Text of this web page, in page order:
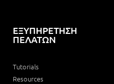
ΕΞΥΠΗΡΕΤΗΣΗ
ΠΕΛΑΤΩΝ
Tutorials
Resources